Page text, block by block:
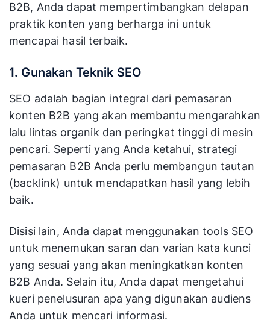
B2B, Anda dapat mempertimbangkan delapan
praktik konten yang berharga ini untuk
mencapai hasil terbaik.
1. Gunakan Teknik SEO
SEO adalah bagian integral dari pemasaran
konten B2B yang akan membantu mengarahkan
lalu lintas organik dan peringkat tinggi di mesin
pencari. Seperti yang Anda ketahui, strategi
pemasaran B2B Anda perlu membangun tautan
(backlink) untuk mendapatkan hasil yang lebih
baik.
Disisi lain, Anda dapat menggunakan tools SEO
untuk menemukan saran dan varian kata kunci
yang sesuai yang akan meningkatkan konten
B2B Anda. Selain itu, Anda dapat mengetahui
kueri penelusuran apa yang digunakan audiens
Anda untuk mencari informasi.